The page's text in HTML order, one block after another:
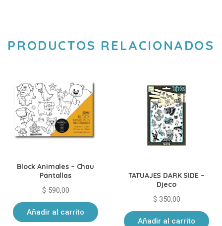
PRODUCTOS RELACIONADOS
Block Animales – Chau
Pantallas
$ 590,00
Añadir al carrito
TATUAJES DARK SIDE –
Djeco
$ 350,00
Añadir al carrito